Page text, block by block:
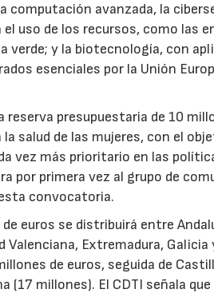
avanzada, la
uso de los recursos, como las
y la biotecnología, con
esenciales por la Unión
presupuestaria de 10
salud de las mujeres, con el
vez más prioritario en las
por primera vez al grupo de
convocatoria.
euros se distribuirá entre
Extremadura, Galicia
de euros, seguida de
(17 millones). El CDTI señala